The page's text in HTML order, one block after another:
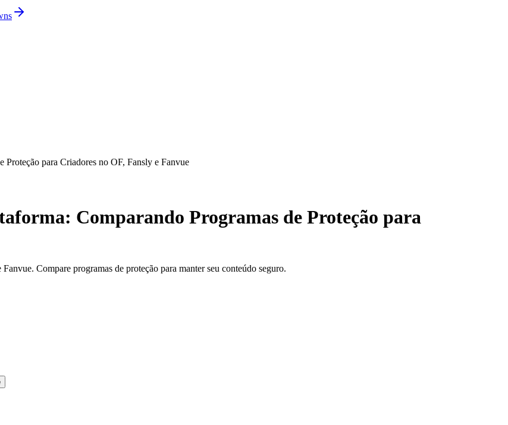
Proteção para Criadores no OF, Fansly e Fanvue
Comparando Programas de Proteção para
Compare programas de proteção para manter seu conteúdo seguro.